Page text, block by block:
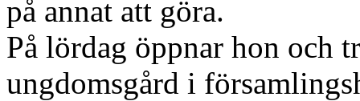
på annat att göra.
På lördag öppnar hon och
ungdomsgård i